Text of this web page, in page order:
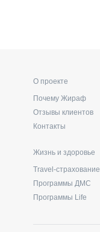
О проекте
Почему Жираф
Отзывы клиентов
Контакты
Жизнь и здоровье
Travel-страхование
Программы ДМС
Программы Life